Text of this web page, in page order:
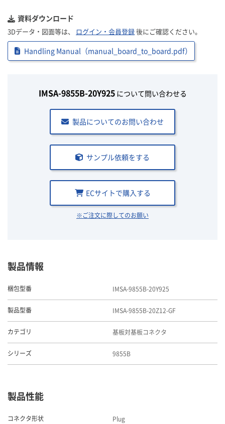
資料ダウンロード
3Dデータ・図面等は、 ログイン・会員登録後にご確認ください。
Handling Manual（manual_board_to_board.pdf）
IMSA-9855B-20Y925について問い合わせる
製品についてのお問い合わせ
サンプル依頼をする
ECサイトで購入する
※ご注文に際してのお願い
製品情報
梱包型番 IMSA-9855B-20Y925
製品型番 IMSA-9855B-20Z12-GF
カテゴリ 基板対基板コネクタ
シリーズ 9855B
製品性能
コネクタ形状 Plug